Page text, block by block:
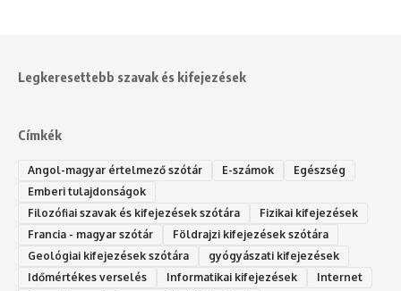
Legkeresettebb szavak és kifejezések
Címkék
Angol-magyar értelmező szótár E-számok
Egészség
Emberi tulajdonságok
Filozófiai szavak és kifejezések szótára
Fizikai kifejezések
Francia - magyar szótár
Földrajzi kifejezések szótára
Geológiai kifejezések szótára
gyógyászati kifejezések
Időmértékes verselés
Informatikai kifejezések
Internet